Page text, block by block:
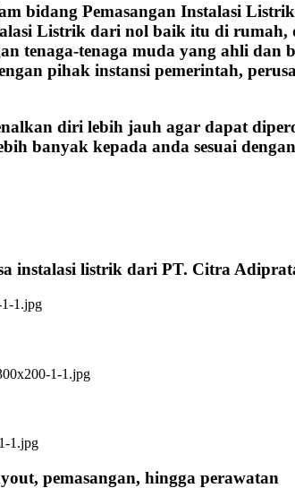
bidang Pemasangan Instalasi
Listrik dari nol baik itu di
tenaga-tenaga muda yang ahli
pihak instansi pemerintah,
diri lebih jauh agar dapat
banyak kepada anda sesuai
instalasi listrik dari PT. Citra
pemasangan, hingga perawatan